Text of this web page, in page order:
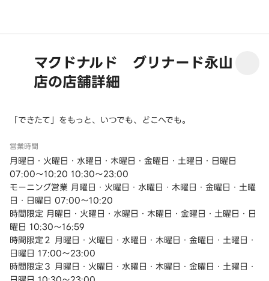
マクドナルド グリナード永山
店の店舗詳細
「できたて」をもっと、いつでも、どこへでも。
営業時間
月曜日・火曜日・水曜日・木曜日・金曜日・土曜日・日曜日
07:00～10:20 10:30～23:00
モーニング営業 月曜日・火曜日・水曜日・木曜日・金曜日・土曜
日・日曜日 07:00～10:20
時間限定 月曜日・火曜日・水曜日・木曜日・金曜日・土曜日・日
曜日 10:30～16:59
時間限定２ 月曜日・火曜日・水曜日・木曜日・金曜日・土曜日・
日曜日 17:00～23:00
時間限定３ 月曜日・火曜日・水曜日・木曜日・金曜日・土曜日・